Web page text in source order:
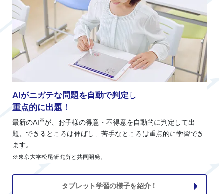
AIがニガテな問題を自動で判定し
重点的に出題！
最新のAI※が、お子様の得意・不得意を自動的に判定して出
題。できるところは伸ばし、苦手なところは重点的に学習でき
ます。
※東京大学松尾研究所と共同開発。
タブレット学習の様子を紹介！